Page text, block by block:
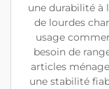
une durabilité à
de lourdes
usage
besoin de
articles
une stabilité